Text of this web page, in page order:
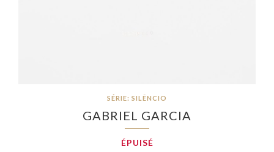
SÉRIE: SILÊNCIO
GABRIEL GARCIA
ÉPUISÉ